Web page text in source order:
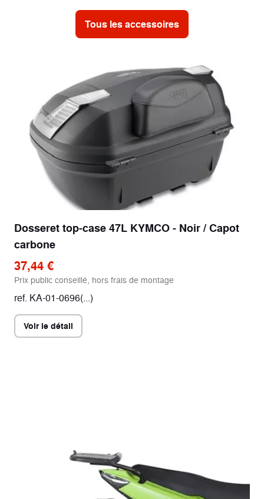
Tous les accessoires
Dosseret top-case 47L KYMCO - Noir / Capot
carbone
37,44 €
Prix public conseillé, hors frais de montage
ref. KA-01-0696(...)
Voir le détail